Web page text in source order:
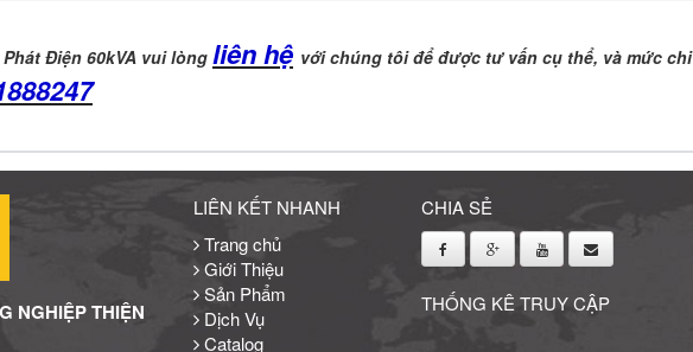
Điện 60kVA vui lòng liên hệ với chúng tôi để được tư vấn cụ thể, và mức chi
NGHIỆP THIỆN
LIÊN KẾT NHANH
Trang chủ
Giới Thiệu
Sản Phẩm
Dịch Vụ
Catalog
CHIA SẺ
THỐNG KÊ TRUY CẬP